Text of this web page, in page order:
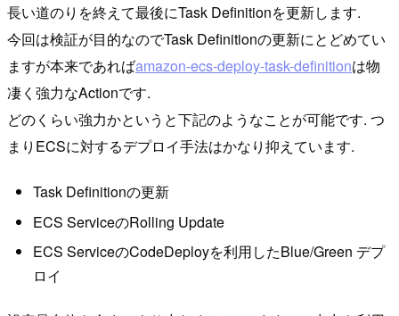
長い道のりを終えて最後にTask Definitionを更新します.
今回は検証が目的なのでTask Definitionの更新にとどめてい
ますが本来であればamazon-ecs-deploy-task-definitionは物
凄く強力なActionです.
どのくらい強力かというと下記のようなことが可能です. つ
まりECSに対するデプロイ手法はかなり抑えています.
Task Definitionの更新
ECS ServiceのRolling Update
ECS ServiceのCodeDeployを利用したBlue/Green デプ
ロイ